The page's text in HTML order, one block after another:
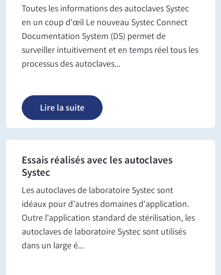
Toutes les informations des autoclaves Systec
en un coup d'œil Le nouveau Systec Connect
Documentation System (DS) permet de
surveiller intuitivement et en temps réel tous les
processus des autoclaves...
Lire la suite
Essais réalisés avec les autoclaves
Systec
Les autoclaves de laboratoire Systec sont
idéaux pour d'autres domaines d'application.
Outre l'application standard de stérilisation, les
autoclaves de laboratoire Systec sont utilisés
dans un large é...